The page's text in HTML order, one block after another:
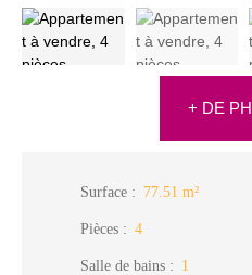
+ DE
Surface : 77.51 m²
Pièces : 4
Salle de bains : 1